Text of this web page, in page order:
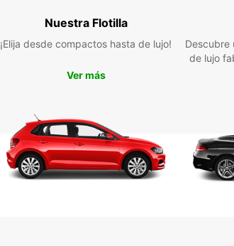
Nuestra Flotilla
¡Elija desde compactos hasta de lujo!
Ver más
Descubre
de lujo